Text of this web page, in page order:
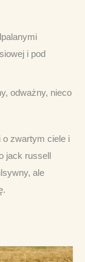
i pod
odważny, nieco
o zwartym ciele i
jack russell
ale